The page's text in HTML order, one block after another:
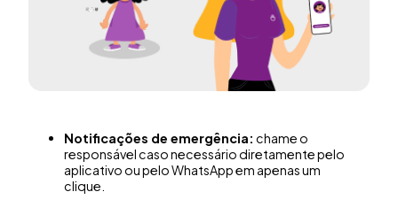
Notificações de emergência: chame o
responsável caso necessário diretamente pelo
aplicativo ou pelo WhatsApp em apenas um
clique.